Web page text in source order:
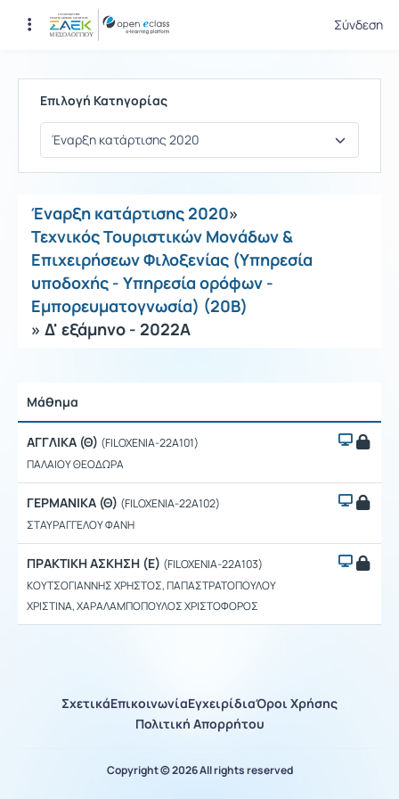
Σύνδεση
Μαθήματα
Επιλογή Κατηγορίας
Έναρξη κατάρτισης 2020»
Τεχνικός Τουριστικών Μονάδων &
Επιχειρήσεων Φιλοξενίας (Υπηρεσία
υποδοχής - Υπηρεσία ορόφων -
Εμπορευματογνωσία) (20Β)
» Δ' εξάμηνο - 2022Α
Μάθημα
ΑΓΓΛΙΚΑ (Θ) (FILOXENIA-22A101)
ΠΑΛΑΙΟΥ ΘΕΟΔΩΡΑ
ΓΕΡΜΑΝΙΚΑ (Θ) (FILOXENIA-22A102)
ΣΤΑΥΡΑΓΓΕΛΟΥ ΦΑΝΗ
ΠΡΑΚΤΙΚΗ ΑΣΚΗΣΗ (Ε) (FILOXENIA-22A103)
ΚΟΥΤΣΟΓΙΑΝΝΗΣ ΧΡΗΣΤΟΣ, ΠΑΠΑΣΤΡΑΤΟΠΟΥΛΟΥ
ΧΡΙΣΤΙΝΑ, ΧΑΡΑΛΑΜΠΟΠΟΥΛΟΣ ΧΡΙΣΤΟΦΟΡΟΣ
ΣχετικάΕπικοινωνίαΕγχειρίδιαΌροι Χρήσης
Πολιτική Απορρήτου
Copyright © 2026 All rights reserved